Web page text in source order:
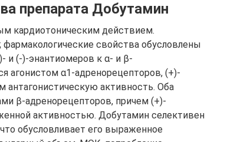
препарата Добутамин
кардиотоническим действием.
свойства обусловлены
и (-)-энантиомеров к α- и β-
агонистом α1-адренорецепторов, (+)-
активность. Оба
β-адренорецепторов, причем (+)-
активностью. Добутамин селективен
обусловливает его выраженное